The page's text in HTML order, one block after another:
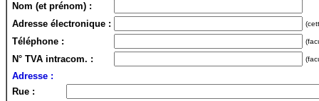
Nom (et prénom) :
Adresse électronique :
Téléphone :
N° TVA intracom. :
Adresse :
Rue :